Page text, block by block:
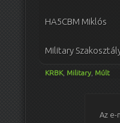
HA5CBM Miklós
Military
KRBK, Military Múlt
Az e-